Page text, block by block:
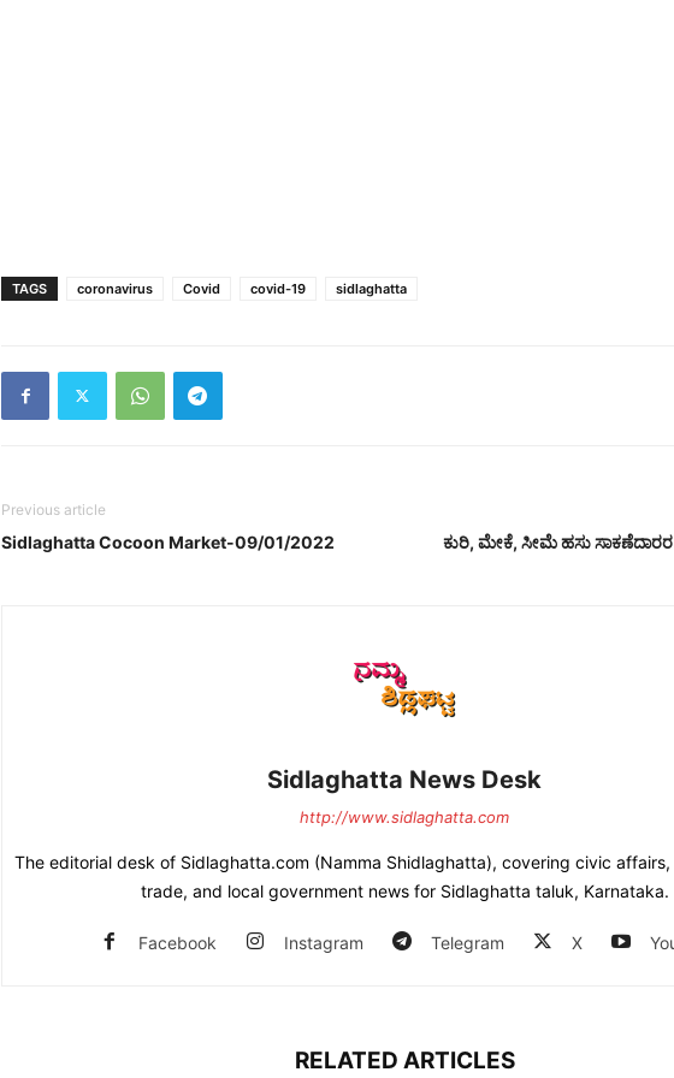
TAGS coronavirus Covid covid-19 sidlaghatta
Previous article
Sidlaghatta Cocoon Market-09/01/2022 ಕುರಿ, ಮೇಕೆ, ಸೀಮೆ ಹಸು
Sidlaghatta News Desk
http://www.sidlaghatta.com
The editorial desk of Sidlaghatta.com (Namma Shidlaghatta), covering civic
trade, and local government news for Sidlaghatta taluk, Karnataka.
Facebook Instagram Telegram X
RELATED ARTICLES